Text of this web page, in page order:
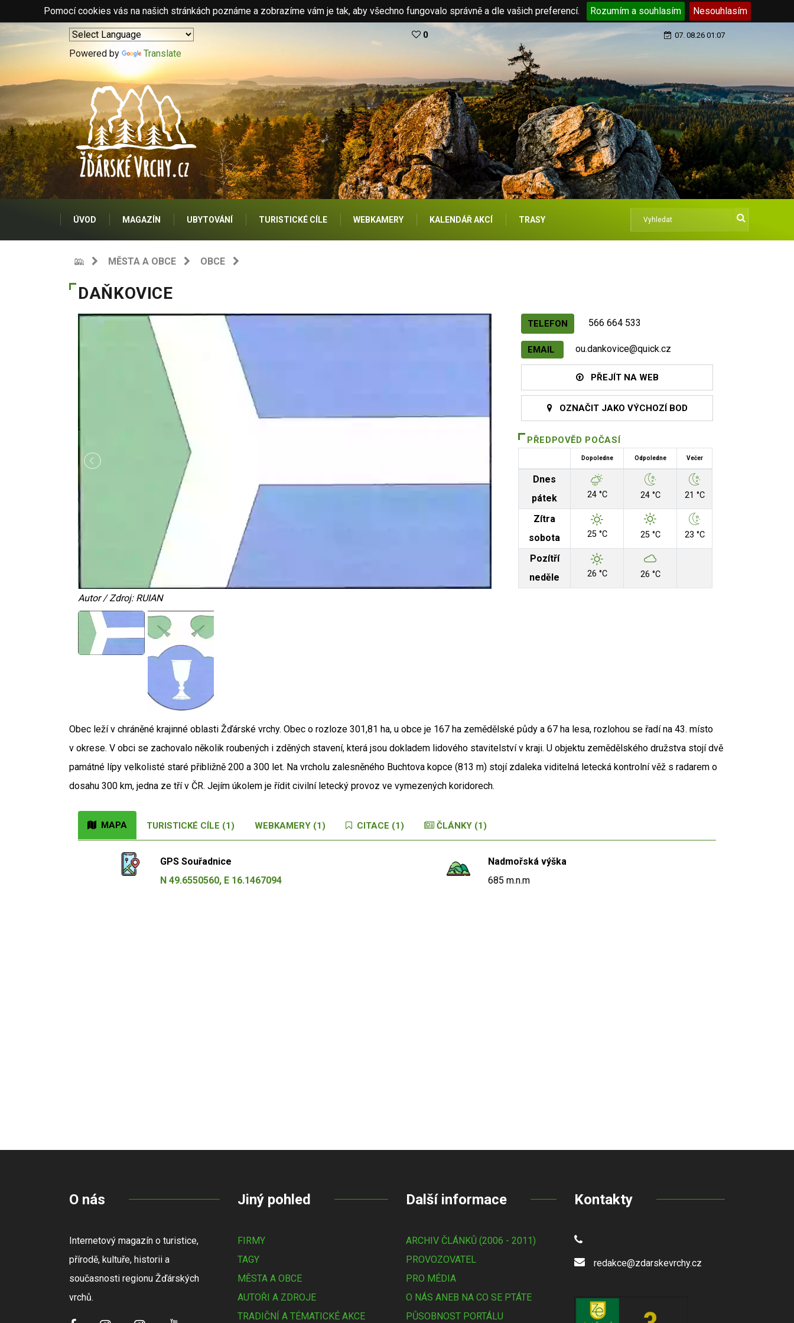
Pomocí cookies vás na našich stránkách poznáme a zobrazíme vám je tak, aby všechno fungovalo správně a dle vašich preferencí. Rozumím a souhlasím Nesouhlasím
Powered by Translate
0 07. 08.26 01:07
ÚVOD MAGAZÍN UBYTOVÁNÍ TURISTICKÉ CÍLE WEBKAMERY KALENDÁŘ AKCÍ TRASY
MĚSTA A OBCE OBCE
DAŇKOVICE
Autor / Zdroj: RUIAN
Autor / Zdroj: RUIAN
TELEFON 566 664 533
EMAIL ou.dankovice@quick.cz
PŘEJÍT NA WEB
OZNAČIT JAKO VÝCHOZÍ BOD
PŘEDPOVĚD POČASÍ
Dopoledne Odpoledne Večer
Dnes
pátek
24 °C 24 °C 21 °C
Zítra
sobota
25 °C 25 °C 23 °C
Pozítří
neděle
26 °C 26 °C
Obec leží v chráněné krajinné oblasti Žďárské vrchy. Obec o rozloze 301,81 ha, u obce je 167 ha zemědělské půdy a 67 ha lesa, rozlohou se řadí na 43. místo
v okrese. V obci se zachovalo několik roubených i zděných stavení, která jsou dokladem lidového stavitelství v kraji. U objektu zemědělského družstva stojí dvě
památné lípy velkolisté staré přibližně 200 a 300 let. Na vrcholu zalesněného Buchtova kopce (813 m) stojí zdaleka viditelná letecká kontrolní věž s radarem o
dosahu 300 km, jedna ze tří v ČR. Jejím úkolem je řídit civilní letecký provoz ve vymezených koridorech.
MAPA TURISTICKÉ CÍLE (1) WEBKAMERY (1) CITACE (1) ČLÁNKY (1)
GPS Souřadnice
N 49.6550560, E 16.1467094
Nadmořská výška
685 m.n.m
O nás
Internetový magazín o turistice,
přírodě, kultuře, historii a
současnosti regionu Žďárských
vrchů.
Jiný pohled
FIRMY
TAGY
MĚSTA A OBCE
AUTOŘI A ZDROJE
TRADIČNÍ A TÉMATICKÉ AKCE
Další informace
ARCHIV ČLÁNKŮ (2006 - 2011)
PROVOZOVATEL
PRO MÉDIA
O NÁS ANEB NA CO SE PTÁTE
PŮSOBNOST PORTÁLU
Kontakty
redakce@zdarskevrchy.cz